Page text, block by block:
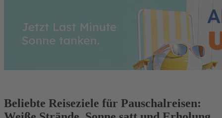
Beliebte Reiseziele für Pauschalreisen: